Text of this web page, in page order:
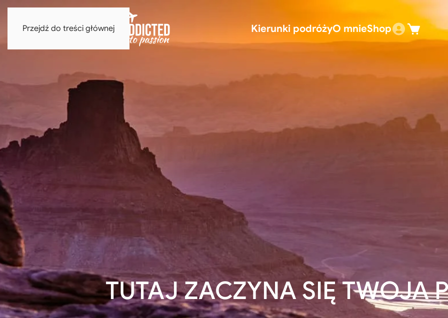
Przejdź do treści głównej Kierunki podróżyO mnieShop
TUTAJ ZACZYNA SIĘ TWOJA